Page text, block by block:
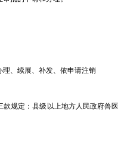
、续展、补发、依申请注销
定：县级以上地方人民政府兽